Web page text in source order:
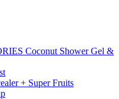
Coconut Shower Gel &
+ Super Fruits